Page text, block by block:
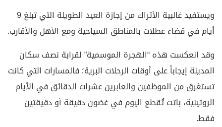
ويستفيد غالبية الأتراك من إجازة العيد الطويلة التي تبلغ 9
أيام في قضاء عطلات بالمناطق السياحية ومع الأهل والأقارب.
وقد انعكست هذه “الهجرة الموسمية” لقرابة نصف سكان
المدينة إيجاباً على أوقات الرحلات البرية؛ فالمسارات التي كانت
تستغرق من الموظفين والعابرين عشرات الدقائق في الأيام
الروتينية، باتت تُقطع اليوم في غضون دقيقة أو دقيقتين
فقط.